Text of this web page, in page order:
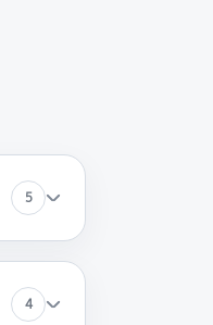
5
4